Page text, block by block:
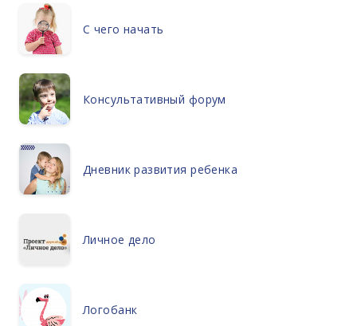
С чего начать
Консультативный форум
Дневник развития ребенка
Личное дело
Логобанк